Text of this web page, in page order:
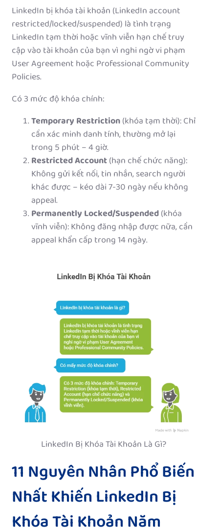
LinkedIn bị khóa tài khoản (LinkedIn account
restricted/locked/suspended) là tình trạng
LinkedIn tạm thời hoặc vĩnh viễn hạn chế truy
cập vào tài khoản của bạn vì nghi ngờ vi phạm
User Agreement hoặc Professional Community
Policies.
Có 3 mức độ khóa chính:
Temporary Restriction(khóa tạm thời): Chỉ
cần xác minh danh tính, thường mở lại
trong 5 phút – 4 giờ.
Restricted Account(hạn chế chức năng):
Không gửi kết nối, tin nhắn, search người
khác được – kéo dài 7-30 ngày nếu không
appeal.
Permanently Locked/Suspended(khóa
vĩnh viễn): Không đăng nhập được nữa, cần
appeal khẩn cấp trong 14 ngày.
LinkedIn Bị Khóa Tài Khoản Là Gì?
11 Nguyên Nhân Phổ Biến
Nhất Khiến LinkedIn Bị
Khóa Tài Khoản Năm